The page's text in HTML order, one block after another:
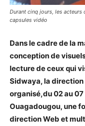
Durant cinq jours, les
capsules vidéo
Dans le cadre de la
conception de
lecture de ceux qui
Sidwaya, la direction
organisé,du 02 au
Ouagadougou, une
direction Web et